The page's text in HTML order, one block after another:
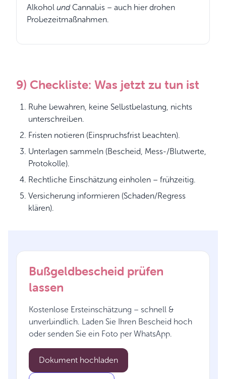
Alkohol undCannabis – auch hier drohen
Probezeitmaßnahmen.
9) Checkliste: Was jetzt zu tun ist
Ruhe bewahren, keine Selbstbelastung, nichts
unterschreiben.
Fristen notieren (Einspruchsfrist beachten).
Unterlagen sammeln (Bescheid, Mess-/Blutwerte,
Protokolle).
Rechtliche Einschätzung einholen – frühzeitig.
Versicherung informieren (Schaden/Regress
klären).
Bußgeldbescheid prüfen
lassen
Kostenlose Ersteinschätzung – schnell &
unverbindlich. Laden Sie Ihren Bescheid hoch
oder senden Sie ein Foto per WhatsApp.
Dokument hochladen